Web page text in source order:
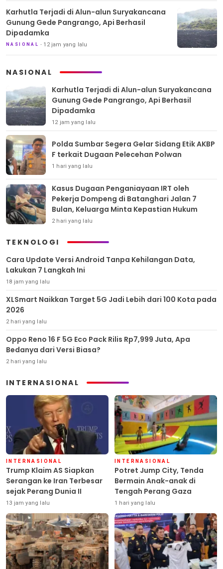
Karhutla Terjadi di Alun-alun Suryakancana
Gunung Gede Pangrango, Api Berhasil
Dipadamka
NASIONAL 12 jam yang lalu
NASIONAL
Karhutla Terjadi di Alun-alun Suryakancana
Gunung Gede Pangrango, Api Berhasil
Dipadamka
12 jam yang lalu
Polda Sumbar Segera Gelar Sidang Etik AKBP
F terkait Dugaan Pelecehan Polwan
1 hari yang lalu
Kasus Dugaan Penganiayaan IRT oleh
Pekerja Dompeng di Batanghari Jalan 7
Bulan, Keluarga Minta Kepastian Hukum
2 hari yang lalu
TEKNOLOGI
Cara Update Versi Android Tanpa Kehilangan Data,
Lakukan 7 Langkah Ini
18 jam yang lalu
XLSmart Naikkan Target 5G Jadi Lebih dari 100 Kota pada
2026
2 hari yang lalu
Oppo Reno 16 F 5G Eco Pack Rilis Rp7,999 Juta, Apa
Bedanya dari Versi Biasa?
2 hari yang lalu
INTERNASIONAL
INTERNASIONAL
Trump Klaim AS Siapkan
Serangan ke Iran Terbesar
sejak Perang Dunia II
13 jam yang lalu
INTERNASIONAL
Potret Jump City, Tenda
Bermain Anak-anak di
Tengah Perang Gaza
1 hari yang lalu